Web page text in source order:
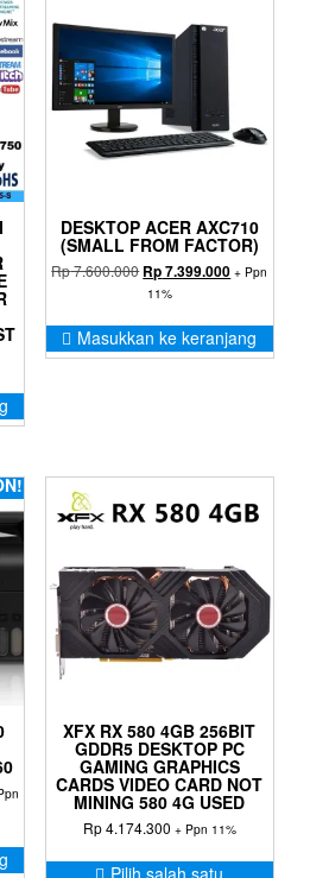
DESKTOP ACER AXC710
(SMALL FROM FACTOR)
Rp7.600.000 Harga
aslinya
Rp 7.600.000.
Rp7.399.000Harga
adalah:
Rp
+ Ppn
11%
Masukkan ke keranjang
XFX RX 580 4GB 256BIT
GDDR5 DESKTOP PC
GAMING GRAPHICS
CARDS VIDEO CARD NOT
MINING 580 4G USED
Rp4.174.300 + Ppn 11%
Pilih salah satu